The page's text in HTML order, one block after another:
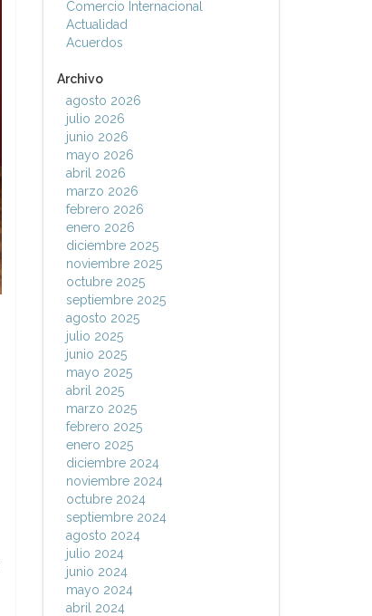
Comercio Internacional
Actualidad
Acuerdos
Archivo
agosto 2026
julio 2026
junio 2026
mayo 2026
abril 2026
marzo 2026
febrero 2026
enero 2026
diciembre 2025
noviembre 2025
octubre 2025
septiembre 2025
agosto 2025
julio 2025
junio 2025
mayo 2025
abril 2025
marzo 2025
febrero 2025
enero 2025
diciembre 2024
noviembre 2024
octubre 2024
septiembre 2024
agosto 2024
julio 2024
junio 2024
mayo 2024
abril 2024